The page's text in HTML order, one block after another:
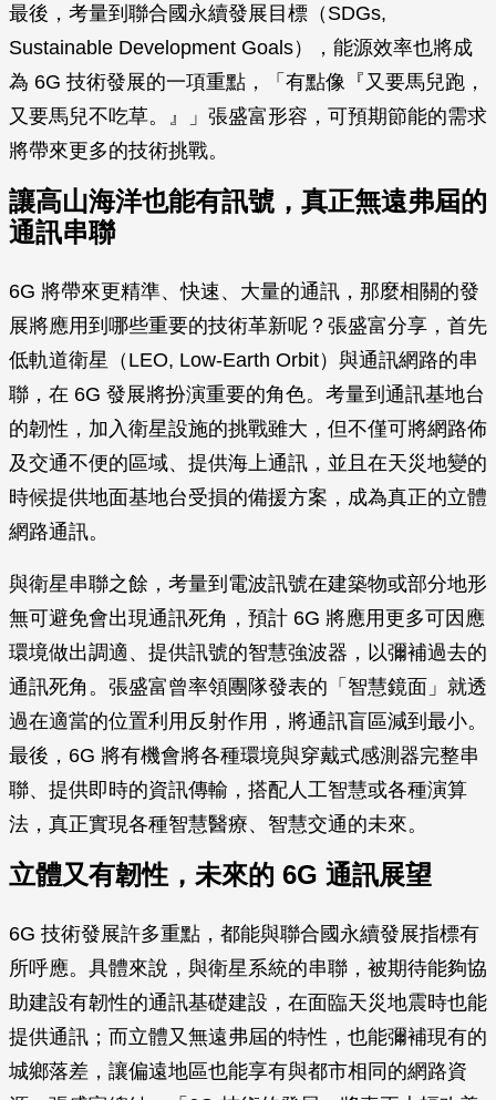
最後，考量到聯合國永續發展目標（SDGs,
Sustainable Development Goals），能源效率也將成
為 6G 技術發展的一項重點，「有點像『又要馬兒跑，
又要馬兒不吃草。』」張盛富形容，可預期節能的需求
將帶來更多的技術挑戰。
讓高山海洋也能有訊號，真正無遠弗屆的
通訊串聯
6G 將帶來更精準、快速、大量的通訊，那麼相關的發
展將應用到哪些重要的技術革新呢？張盛富分享，首先
低軌道衛星（LEO, Low-Earth Orbit）與通訊網路的串
聯，在 6G 發展將扮演重要的角色。考量到通訊基地台
的韌性，加入衛星設施的挑戰雖大，但不僅可將網路佈
及交通不便的區域、提供海上通訊，並且在天災地變的
時候提供地面基地台受損的備援方案，成為真正的立體
網路通訊。
與衛星串聯之餘，考量到電波訊號在建築物或部分地形
無可避免會出現通訊死角，預計 6G 將應用更多可因應
環境做出調適、提供訊號的智慧強波器，以彌補過去的
通訊死角。張盛富曾率領團隊發表的「智慧鏡面」就透
過在適當的位置利用反射作用，將通訊盲區減到最小。
最後，6G 將有機會將各種環境與穿戴式感測器完整串
聯、提供即時的資訊傳輸，搭配人工智慧或各種演算
法，真正實現各種智慧醫療、智慧交通的未來。
立體又有韌性，未來的 6G 通訊展望
6G 技術發展許多重點，都能與聯合國永續發展指標有
所呼應。具體來說，與衛星系統的串聯，被期待能夠協
助建設有韌性的通訊基礎建設，在面臨天災地震時也能
提供通訊；而立體又無遠弗屆的特性，也能彌補現有的
城鄉落差，讓偏遠地區也能享有與都市相同的網路資